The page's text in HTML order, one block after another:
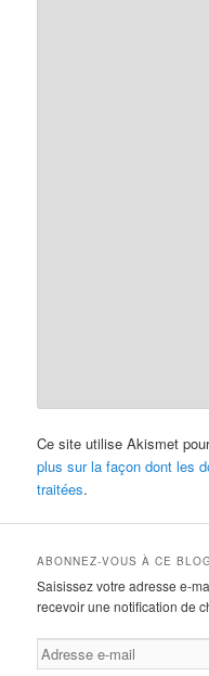
Ce site utilise Akismet
plus sur la façon dont les
traitées.
ABONNEZ-VOUS À CE
Saisissez votre adresse e-
recevoir une notification de
Adresse
e-